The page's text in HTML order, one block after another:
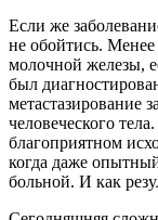
Если же
не обойтись. Менее
молочной железы,
был
метастазирование
человеческого
благоприятном
когда даже
больной. И как